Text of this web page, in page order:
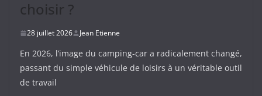
choisir ?
28 juillet 2026 Jean Etienne
En 2026, l’image du camping-car a radicalement changé,
passant du simple véhicule de loisirs à un véritable outil
de travail